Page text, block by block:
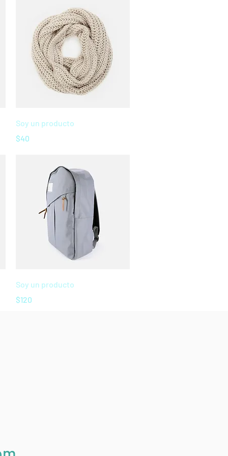
Vista rápida
Soy un producto
Precio
$40
Vista rápida
Soy un producto
Precio
$120